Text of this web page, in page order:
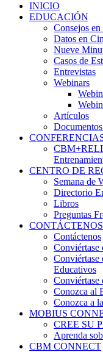
INICIO
EDUCACIÓN
Consejos
Datos en
Nueve
Casos de
Entrevistas
Webinars
Artículos
CENTRO DE
Semana de
Directorio
Libros
Preguntas
CONTÁCTENOS
Contáctenos
Conviértase
Conviértase
Educativos
Conviértase
Conozca al
Conozca a
MOBIUS
CREE SU
Aprenda
CBM CONNECT